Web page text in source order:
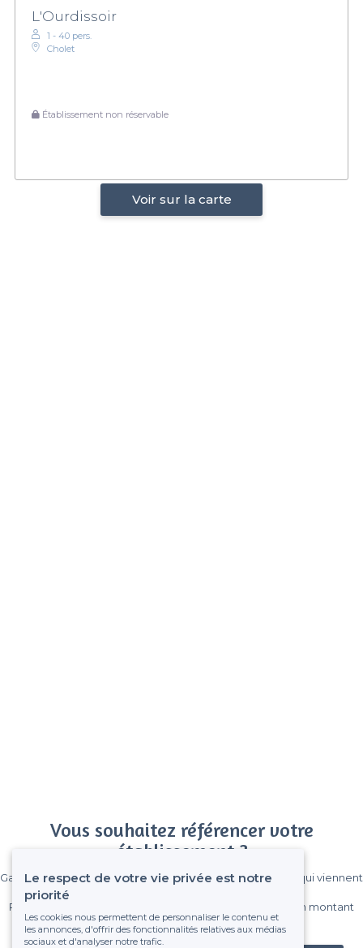
L'Ourdissoir
1 - 40 pers.
Cholet
Établissement non réservable
Voir sur la carte
Vous souhaitez référencer votre
établissement ?
Gagnez de nombreux clients parmi le million de visiteurs qui viennent
Pas de commissions et sans engagement, vous payez un montant
fixe sans risque de voir déraper la facture.
Le respect de votre vie privée est notre
priorité
Les cookies nous permettent de personnaliser le contenu et
les annonces, d'offrir des fonctionnalités relatives aux médias
sociaux et d'analyser notre trafic.